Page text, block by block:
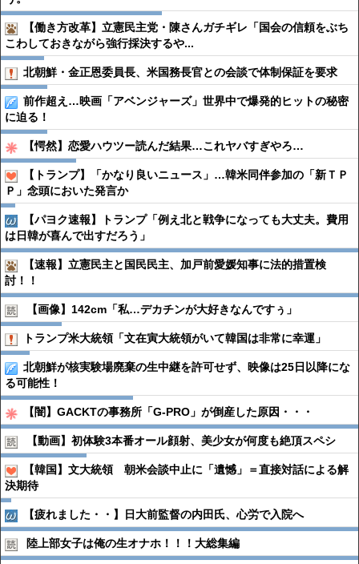
【働き方改革】立憲民主党・陳さんガチギレ「国会の信頼をぶち
こわしておきながら強行採決するや...
北朝鮮・金正恩委員長、米国務長官との会談で体制保証を要求
前作超え…映画「アベンジャーズ」世界中で爆発的ヒットの秘密
に迫る！
【愕然】恋愛ハウツー読んだ結果…これヤバすぎやろ…
【トランプ】「かなり良いニュース」…韓米同伴参加の「新ＴＰ
Ｐ」念頭においた発言か
【パヨク速報】トランプ「例え北と戦争になっても大丈夫。費用
は日韓が喜んで出すだろう」
【速報】立憲民主と国民民主、加戸前愛媛知事に法的措置検
討！！
【画像】142cm「私…デカチンが大好きなんですぅ」
トランプ米大統領「文在寅大統領がいて韓国は非常に幸運」
北朝鮮が核実験場廃棄の生中継を許可せず、映像は25日以降にな
る可能性！
【闇】GACKTの事務所「G-PRO」が倒産した原因・・・
【動画】初体験3本番オール顔射、美少女が何度も絶頂スペシ
【韓国】文大統領 朝米会談中止に「遺憾」＝直接対話による解
決期待
【疲れました・・】日大前監督の内田氏、心労で入院へ
陸上部女子は俺の生オナホ！！！大総集編